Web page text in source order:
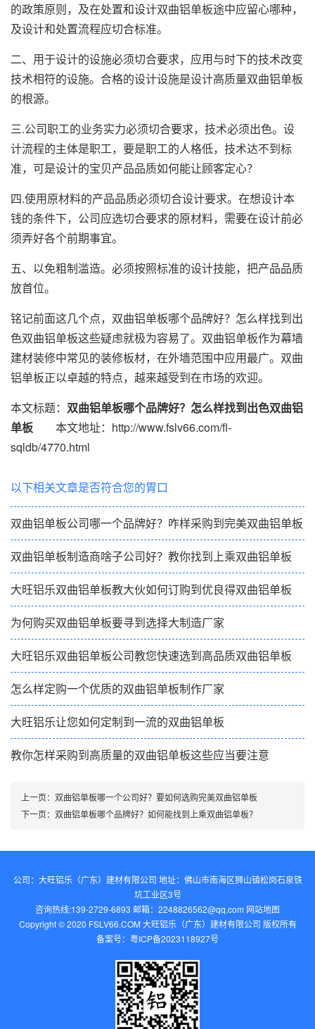
的政策原则，及在处置和设计双曲铝单板途中应留心哪种，
及设计和处置流程应切合标准。
二、用于设计的设施必须切合要求，应用与时下的技术改变
技术相符的设施。合格的设计设施是设计高质量双曲铝单板
的根源。
三.公司职工的业务实力必须切合要求，技术必须出色。设
计流程的主体是职工，要是职工的人格低，技术达不到标
准，可是设计的宝贝产品品质如何能让顾客定心？
四.使用原材料的产品品质必须切合设计要求。在想设计本
钱的条件下，公司应选切合要求的原材料，需要在设计前必
须弄好各个前期事宜。
五、以免粗制滥造。必须按照标准的设计技能，把产品品质
放首位。
铭记前面这几个点，双曲铝单板哪个品牌好？怎么样找到出
色双曲铝单板这些疑虑就极为容易了。双曲铝单板作为幕墙
建材装修中常见的装修板材，在外墙范围中应用最广。双曲
铝单板正以卓越的特点，越来越受到在市场的欢迎。
本文标题： 双曲铝单板哪个品牌好？怎么样找到出色双曲铝
单板 本文地址：http://www.fslv66.com/fl-
sqldb/4770.html
以下相关文章是否符合您的胃口
双曲铝单板公司哪一个品牌好？咋样采购到完美双曲铝单板
双曲铝单板制造商啥子公司好？教你找到上乘双曲铝单板
大旺铝乐双曲铝单板教大伙如何订购到优良得双曲铝单板
为何购买双曲铝单板要寻到选择大制造厂家
大旺铝乐双曲铝单板公司教您快速选到高品质双曲铝单板
怎么样定购一个优质的双曲铝单板制作厂家
大旺铝乐让您如何定制到一流的双曲铝单板
教你怎样采购到高质量的双曲铝单板这些应当要注意
上一页： 双曲铝单板哪一个公司好？要如何选购完美双曲铝单板
下一页： 双曲铝单板哪个品牌好？如何能找到上乘双曲铝单板？
公司：大旺铝乐（广东）建材有限公司 地址：佛山市南海区狮山镇松岗石泉铁
坑工业区3号
咨询热线:139-2729-6893 邮箱：2248826562@qq.com‬ 网站地图
Copyright © 2020 FSLV66.COM 大旺铝乐（广东）建材有限公司 版权所有
备案号： 粤ICP备2023118927号